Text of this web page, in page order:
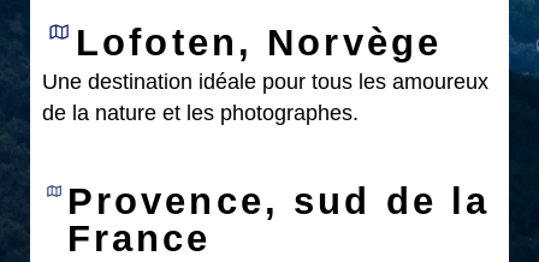
Lofoten, Norvège
Une destination idéale pour tous les amoureux
de la nature et les photographes.
Provence, sud de la
France